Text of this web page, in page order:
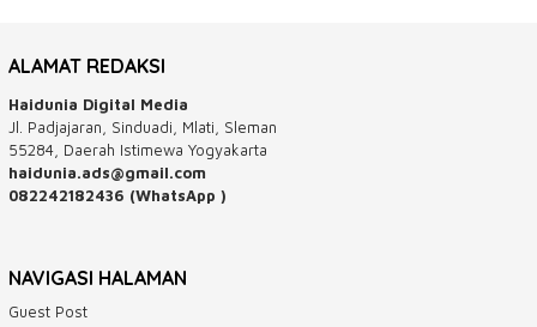
ALAMAT REDAKSI
Haidunia Digital Media
Jl. Padjajaran, Sinduadi, Mlati, Sleman
55284, Daerah Istimewa Yogyakarta
haidunia.ads@gmail.com
082242182436 (WhatsApp )
NAVIGASI HALAMAN
Guest Post